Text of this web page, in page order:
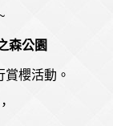
森公園
櫻活動。